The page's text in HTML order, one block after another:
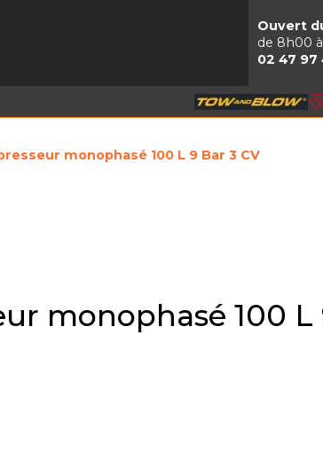
Ouvert
de 8h00
02 47 97
monophasé 100 L 9 Bar 3 CV
monophasé 100 L